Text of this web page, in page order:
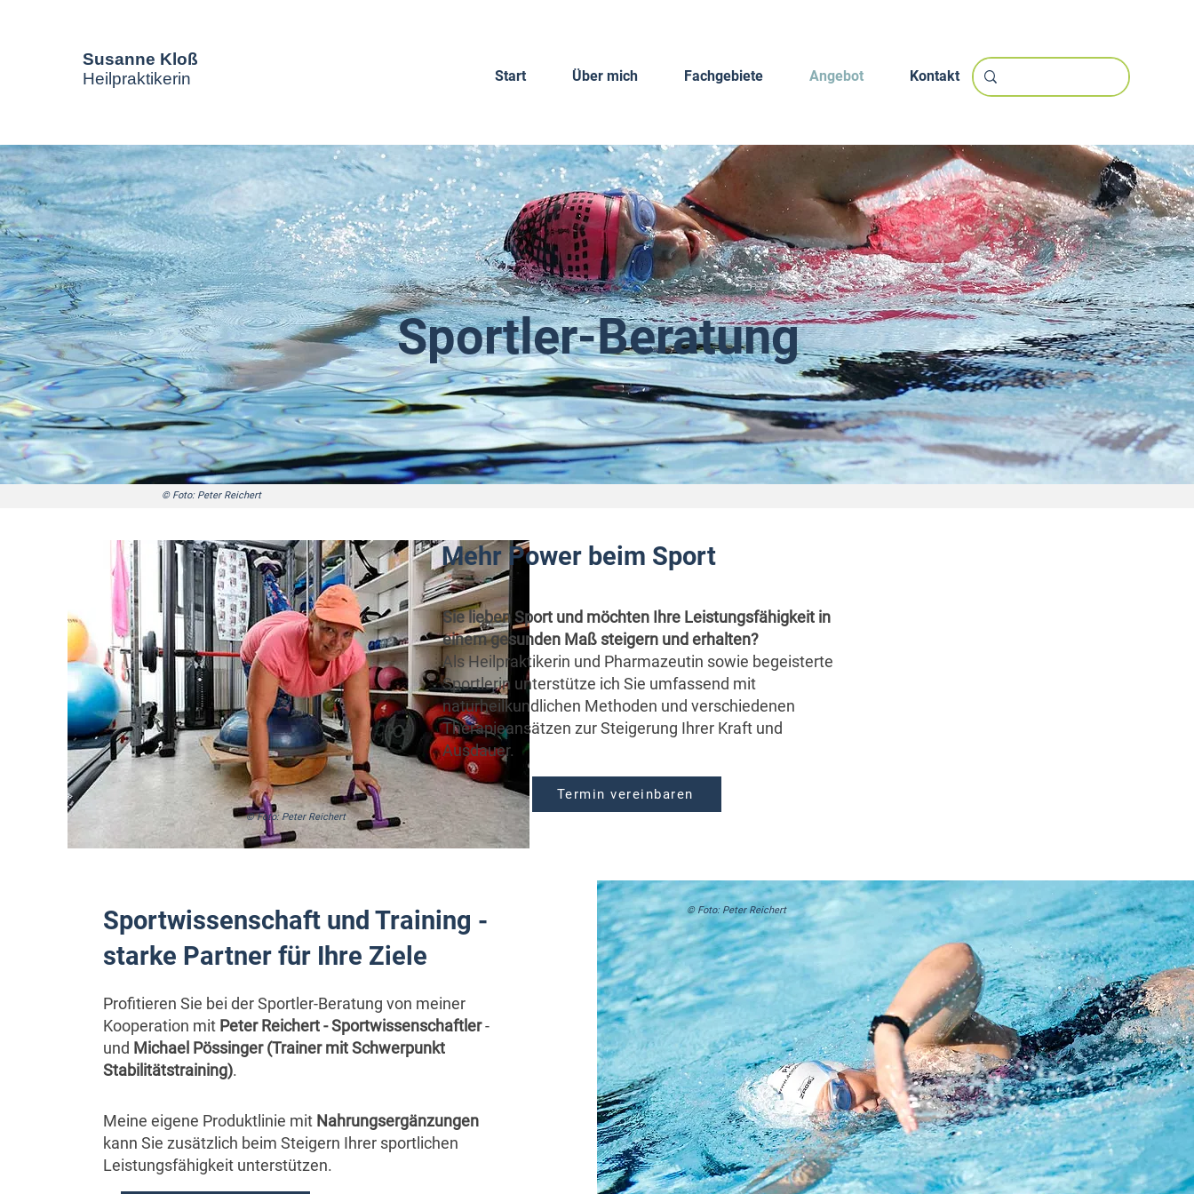
Susanne Kloß
Heilpraktikerin
Start Über mich Fachgebiete Angebot Kontakt
Sportler-Beratung
© Foto: Peter Reichert
© Foto: Peter Reichert
Mehr Power beim Sport
Sie lieben Sport und möchten Ihre Leistungsfähigkeit in
einem gesunden Maß steigern und erhalten?
Als Heilpraktikerin und Pharmazeutin sowie begeisterte
Sportlerin unterstütze ich Sie umfassend mit
naturheilkundlichen Methoden und verschiedenen
Therapieansätzen zur Steigerung Ihrer Kraft und
Ausdauer.
Termin vereinbaren
Sportwissenschaft und Training -
starke Partner für Ihre Ziele
​Profitieren Sie bei der Sportler-Beratung von meiner
Kooperation mit Peter Reichert - Sportwissenschaftler-
und Michael Pössinger (Trainer mit Schwerpunkt
Stabilitätstraining).
Meine eigene Produktlinie mit Nahrungsergänzungen
kann Sie zusätzlich beim Steigern Ihrer sportlichen
Leistungsfähigkeit unterstützen.
© Foto: Peter Reichert